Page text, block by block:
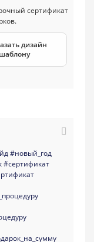
дизайн
#новый_год
#сертификат